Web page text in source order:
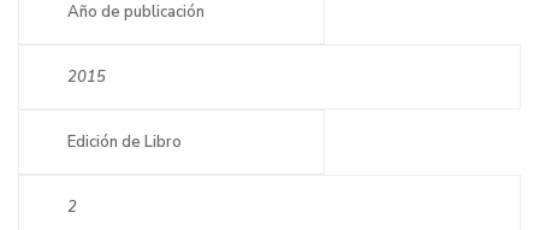
Año de publicación
2015
Edición de Libro
2